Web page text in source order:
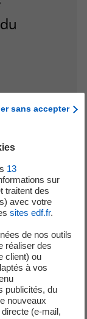
angle
recul
sans accepter
13
sur
traitent des
avec votre
sites edf.fr.
de nos outils
réaliser des
client) ou
à vos
publicités, du
nouveaux
(e-mail,